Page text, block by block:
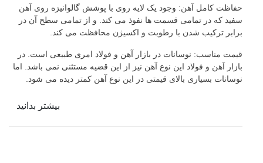
حفاظت کامل آهن: وجود یک لایه روی با پوشش گالوانیزه روی آهن
سفید که در تمامی قسمت ها نفوذ می کند. و از تمامی سطح آن در
برابر ترکیب شدن با رطوبت و اکسیژن محافظت می کند.
قیمت مناسب: نوسانات در بازار آهن و فولاد امری طبیعی است. در
بازار آهن و فولاد این نوع آهن نیز از این قضیه مستثنی نمی باشد. اما
نوسانات بسیاری بالای قیمتی در این نوع آهن کمتر دیده می شود.
بیشتر بدانید